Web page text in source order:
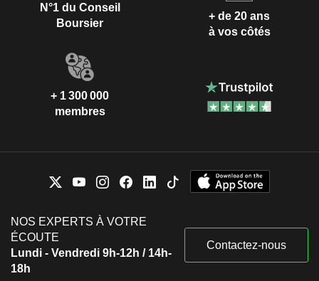
N°1 du Conseil
Boursier
+ de 20 ans
à vos côtés
+ 1 300 000
membres
NOS EXPERTS À VOTRE
ÉCOUTE
Lundi - Vendredi 9h-12h / 14h-
18h
Contactez-nous